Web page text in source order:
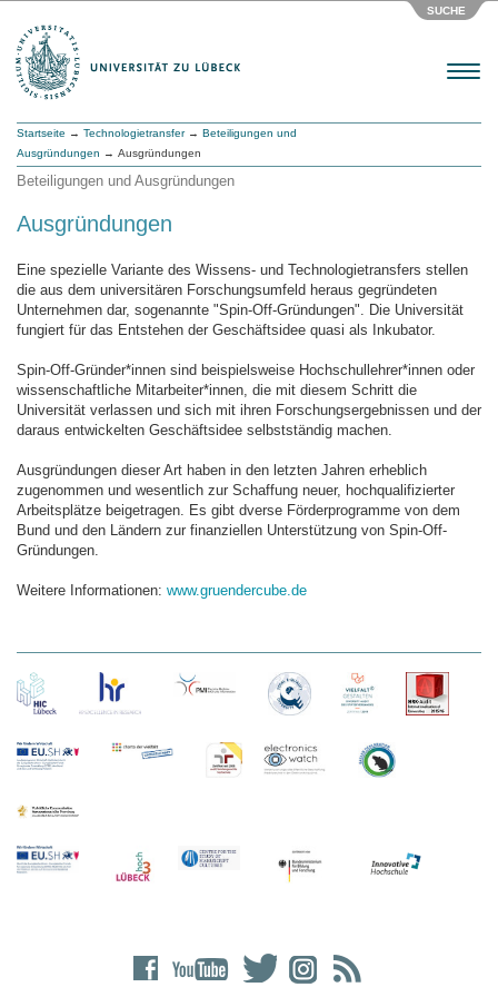
SUCHE
Menu
Startseite → Technologietransfer→ Beteiligungen und
Ausgründungen → Ausgründungen
Beteiligungen und Ausgründungen
Ausgründungen
Eine spezielle Variante des Wissens- und Technologietransfers stellen
die aus dem universitären Forschungsumfeld heraus gegründeten
Unternehmen dar, sogenannte "Spin-Off-Gründungen". Die Universität
fungiert für das Entstehen der Geschäftsidee quasi als Inkubator.
Spin-Off-Gründer*innen sind beispielsweise Hochschullehrer*innen oder
wissenschaftliche Mitarbeiter*innen, die mit diesem Schritt die
Universität verlassen und sich mit ihren Forschungsergebnissen und der
daraus entwickelten Geschäftsidee selbstständig machen.
Ausgründungen dieser Art haben in den letzten Jahren erheblich
zugenommen und wesentlich zur Schaffung neuer, hochqualifizierter
Arbeitsplätze beigetragen. Es gibt dverse Förderprogramme von dem
Bund und den Ländern zur finanziellen Unterstützung von Spin-Off-
Gründungen.
Weitere Informationen: www.gruendercube.de